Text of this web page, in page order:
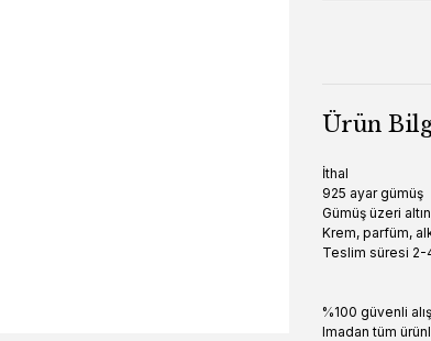
Ürün
İthal
925 ayar gümüş
Gümüş üzeri
Krem, parfüm,
Teslim süresi 2-
%100 güvenli
lmadan tüm